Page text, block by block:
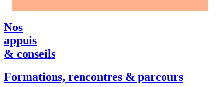
Nos
appuis
& conseils
Formations, rencontres & parcours